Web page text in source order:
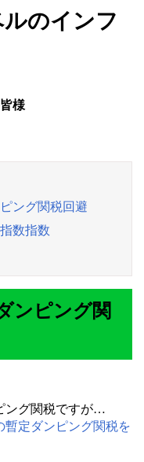
ルのインフ
様
ング関税回避
数指数
ンピング関
ング関税ですが…
暫定ダンピング関税を